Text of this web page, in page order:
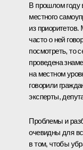
В прошлом году
местного
из
часто о ней
посмотреть, то
проведена
на местном
говорили
эксперты,
Проблемы и
очевидны для
в том, чтобы